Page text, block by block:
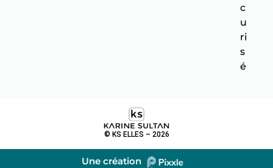
c
u
ri
s
é
© KS ELLES – 2026
Une création